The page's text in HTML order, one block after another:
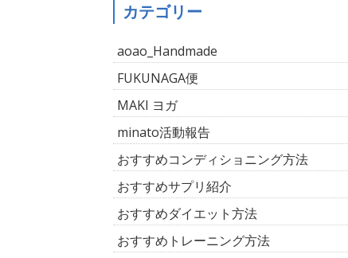
カテゴリー
aoao_Handmade
FUKUNAGA便
MAKI ヨガ
minato活動報告
おすすめコンディショニング方法
おすすめサプリ紹介
おすすめダイエット方法
おすすめトレーニング方法